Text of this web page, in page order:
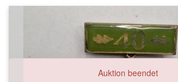
Auktion beendet